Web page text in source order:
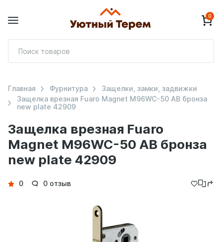
0
Защелка врезная Fuaro
Magnet M96WC-50 AB бронза
new plate 42909
Главная Фурнитура
Защелки, замки, задвижки
Защелка врезная Fuaro Magnet M96WC-50 AB бронза
new plate 42909
Детали
0 0 отзыв